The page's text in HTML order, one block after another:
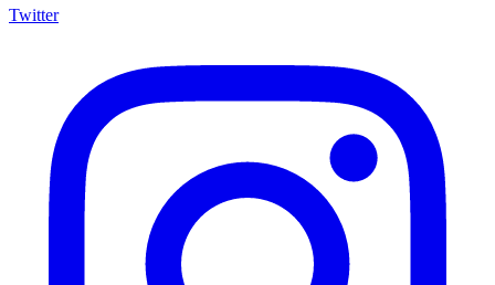
Twitter